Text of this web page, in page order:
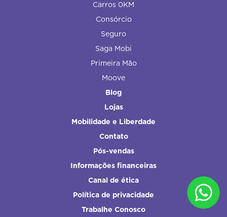
Carros 0KM
Consórcio
Seguro
Saga Mobi
Primeira Mão
Moove
Blog
Lojas
Mobilidade e Liberdade
Contato
Pós-vendas
Informações financeiras
Canal de ética
Política de privacidade
Trabalhe Conosco